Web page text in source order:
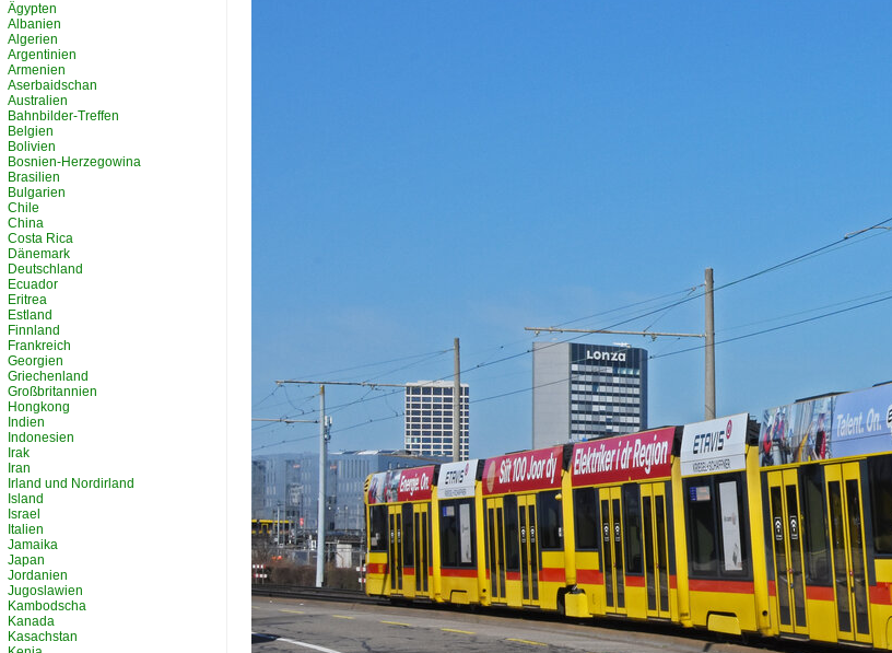
Ägypten
Albanien
Algerien
Argentinien
Armenien
Aserbaidschan
Australien
Bahnbilder-Treffen
Belgien
Bolivien
Bosnien-Herzegowina
Brasilien
Bulgarien
Chile
China
Costa Rica
Dänemark
Deutschland
Ecuador
Eritrea
Estland
Finnland
Frankreich
Georgien
Griechenland
Großbritannien
Hongkong
Indien
Indonesien
Irak
Iran
Irland und Nordirland
Island
Israel
Italien
Jamaika
Japan
Jordanien
Jugoslawien
Kambodscha
Kanada
Kasachstan